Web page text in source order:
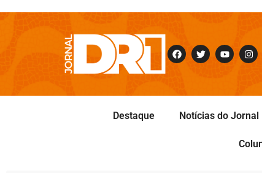
Destaque Notícias do Jornal